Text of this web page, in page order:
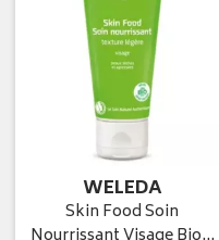
WELEDA
Skin Food Soin